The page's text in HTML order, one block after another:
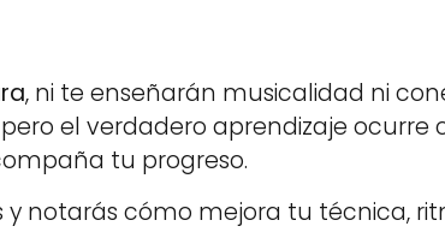
, ni te enseñarán musicalidad ni
el verdadero aprendizaje
tu progreso.
notarás cómo mejora tu técnica,